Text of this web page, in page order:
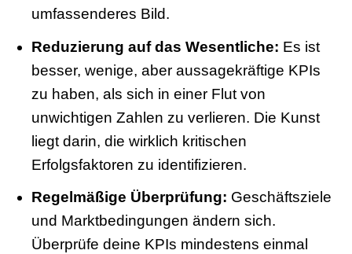
umfassenderes Bild.
Reduzierung auf das Wesentliche: Es ist
besser, wenige, aber aussagekräftige KPIs
zu haben, als sich in einer Flut von
unwichtigen Zahlen zu verlieren. Die Kunst
liegt darin, die wirklich kritischen
Erfolgsfaktoren zu identifizieren.
Regelmäßige Überprüfung: Geschäftsziele
und Marktbedingungen ändern sich.
Überprüfe deine KPIs mindestens einmal